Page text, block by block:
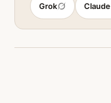
Claude
Grok